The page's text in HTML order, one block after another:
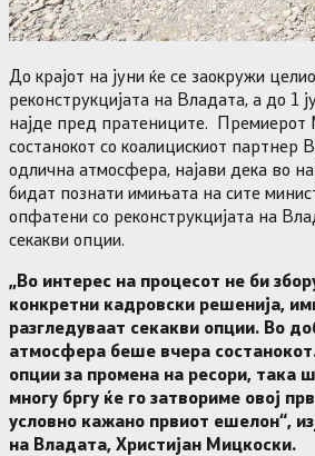
До крајот на јуни ќе се заокружи
реконструкцијата на Владата, а до 1
најде пред пратениците. Премиерот
состанокот со коалицискиот партнер
одлична атмосфера, најави дека во
бидат познати имињата на сите
опфатени со реконструкцијата на
секакви опции.
„Во интерес на процесот не би
конкретни кадровски решенија,
разгледуваат секакви опции. Во
атмосфера беше вчера
опции за промена на ресори, така
многу бргу ќе го затвориме овој
условно кажано првиот ешелон“,
на Владата, Христијан Мицкоски.